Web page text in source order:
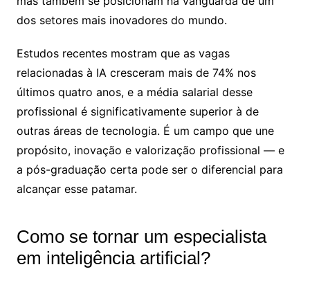
dos setores mais inovadores do mundo.
Estudos recentes mostram que as vagas
relacionadas à IA cresceram mais de 74% nos
últimos quatro anos, e a média salarial desse
profissional é significativamente superior à de
outras áreas de tecnologia. É um campo que une
propósito, inovação e valorização profissional — e
a pós-graduação certa pode ser o diferencial para
alcançar esse patamar.
Como se tornar um especialista
em inteligência artificial​?